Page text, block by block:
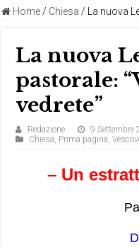
Home / Chiesa / La nuova
La nuova
pastorale:
vedrete”
Redazione
9 Settembre
Chiesa, Prima pagina,
– Un